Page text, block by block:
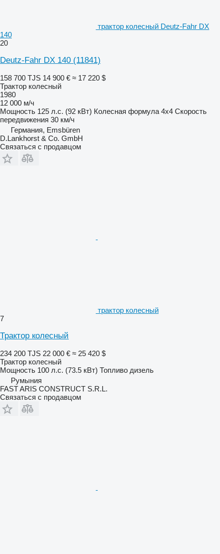
трактор колесный Deutz-Fahr DX
140
20
Deutz-Fahr DX 140 (11841)
158 700 TJS 14 900 € ≈ 17 220 $
Трактор колесный
1980
12 000 м/ч
Мощность 125 л.с. (92 кВт) Колесная формула 4x4 Скорость
передвижения 30 км/ч
Германия, Emsbüren
D.Lankhorst & Co. GmbH
Связаться с продавцом
трактор колесный
7
Трактор колесный
234 200 TJS 22 000 € ≈ 25 420 $
Трактор колесный
Мощность 100 л.с. (73.5 кВт) Топливо дизель
Румыния
FAST ARIS CONSTRUCT S.R.L.
Связаться с продавцом